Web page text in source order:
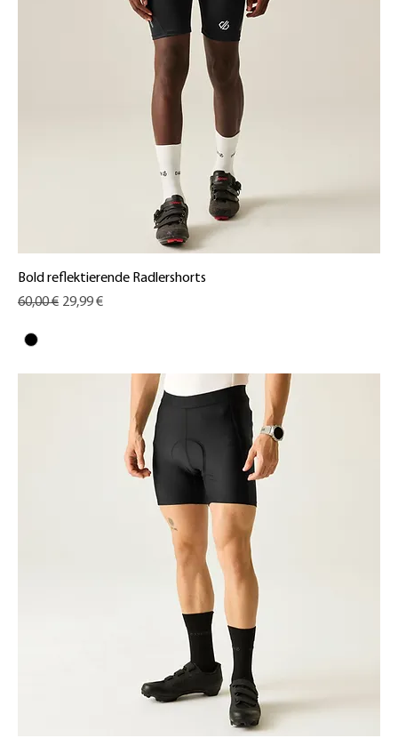
Bold reflektierende Radlershorts
Standardpreis
60,00 € Sale-Preis
29,99 €